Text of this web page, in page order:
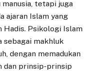
tetapi juga
ajaran Islam yang
Hadis. Psikologi Islam
sebagai makhluk
dengan memadukan
dan prinsip-prinsip